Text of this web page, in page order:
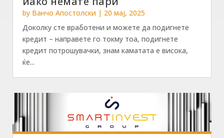
by Ванчо Апостолски| 20 мај, 2025
Доколку сте вработени и можете да подигнете
кредит – направете го токму тоа, подигнете
кредит потрошувачки, знам каматата е висока,
ќе...